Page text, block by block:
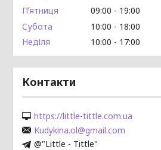
Пʼятниця
09:00
19:00
Субота
10:00
18:00
Неділя
10:00 17:00
Контакти
https://little-tittle.com.ua
Kudykina.ol@gmail.com
@"Little - Tittle"